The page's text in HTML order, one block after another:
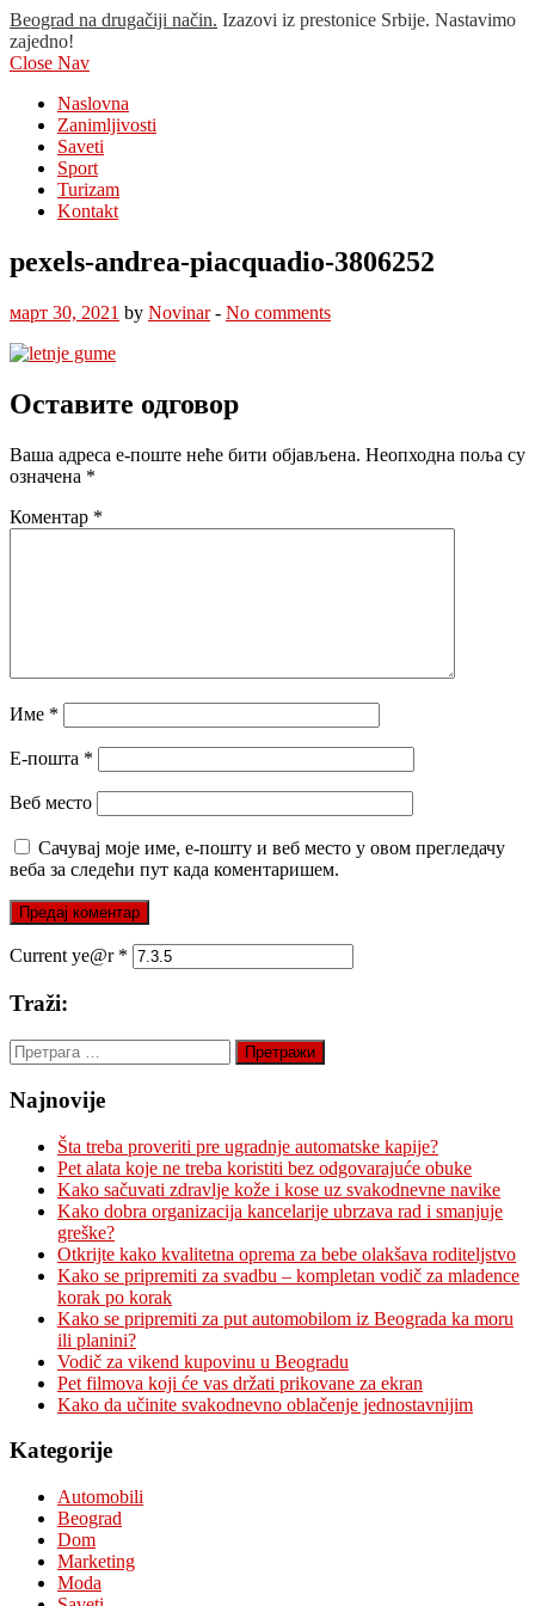
Beograd na drugačiji način. Izazovi iz prestonice Srbije. Nastavimo
zajedno!
Close Nav
Naslovna
Zanimljivosti
Saveti
Sport
Turizam
Kontakt
pexels-andrea-piacquadio-3806252
март 30, 2021 by Novinar- No comments
Оставите одговор
Ваша адреса е-поште неће бити објављена. Неопходна поља су
означена *
Коментар *
Име *
Е-пошта *
Веб место
Сачувај моје име, е-пошту и веб место у овом прегледачу
веба за следећи пут када коментаришем.
Current ye@r *
Traži:
Претрага
за:
Najnovije
Šta treba proveriti pre ugradnje automatske kapije?
Pet alata koje ne treba koristiti bez odgovarajuće obuke
Kako sačuvati zdravlje kože i kose uz svakodnevne navike
Kako dobra organizacija kancelarije ubrzava rad i smanjuje
greške?
Otkrijte kako kvalitetna oprema za bebe olakšava roditeljstvo
Kako se pripremiti za svadbu – kompletan vodič za mladence
korak po korak
Kako se pripremiti za put automobilom iz Beograda ka moru
ili planini?
Vodič za vikend kupovinu u Beogradu
Pet filmova koji će vas držati prikovane za ekran
Kako da učinite svakodnevno oblačenje jednostavnijim
Kategorije
Automobili
Beograd
Dom
Marketing
Moda